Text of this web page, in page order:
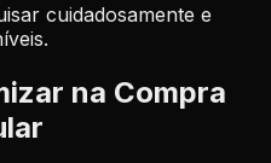
cuidadosamente e
na Compra